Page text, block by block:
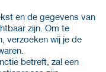
en de gegevens van
zijn. Om te
verzoeken wij je de
betreft, zal een